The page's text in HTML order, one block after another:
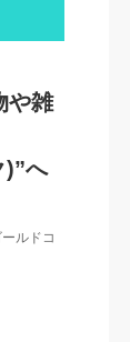
や雑
)”へ
ルドコ